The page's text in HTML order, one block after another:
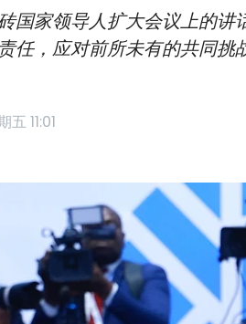
国家领导人扩大会议上的
任，应对前所未有的共同挑
11:01